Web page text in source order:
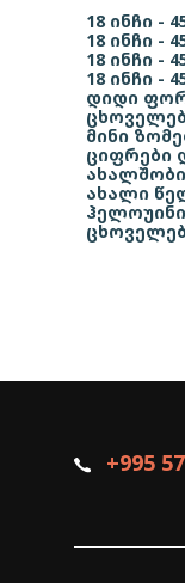
18 ინჩი -
18 ინჩი -
18 ინჩი -
18 ინჩი -
დიდი
მინი
ციფრები
ახალი
ჰელოუინი
+995